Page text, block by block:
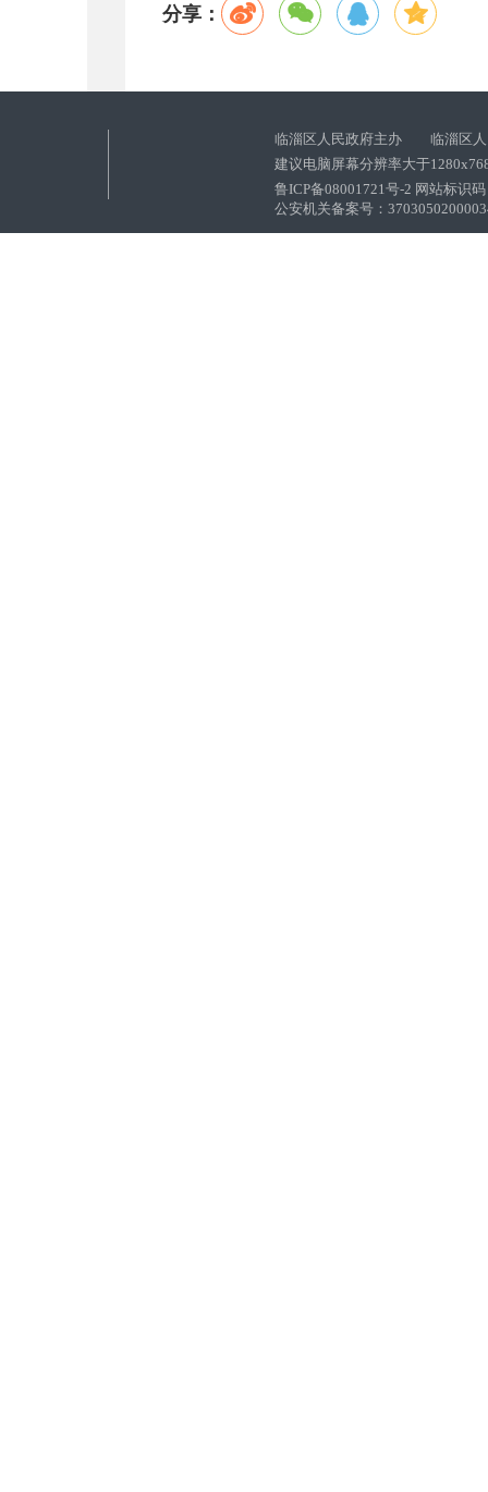
分享：
临淄区人民政府主办 临淄区人
建议电脑屏幕分辨率大于
鲁ICP备08001721号-2 网站标识
公安机关备案号：